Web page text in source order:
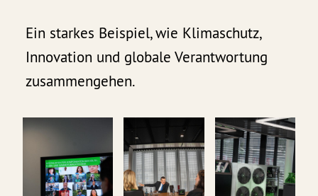
Ein starkes Beispiel, wie Klimaschutz,
Innovation und globale Verantwortung
zusammengehen.